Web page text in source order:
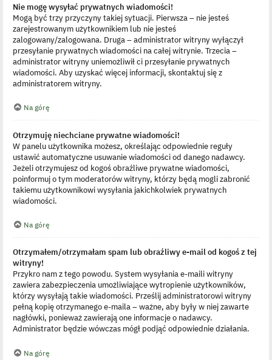
Nie mogę wysyłać prywatnych wiadomości!
Mogą być trzy przyczyny takiej sytuacji. Pierwsza – nie jesteś
zarejestrowanym użytkownikiem lub nie jesteś
zalogowany/zalogowana. Druga – administrator witryny wyłączył
przesyłanie prywatnych wiadomości na całej witrynie. Trzecia –
administrator witryny uniemożliwił ci przesyłanie prywatnych
wiadomości. Aby uzyskać więcej informacji, skontaktuj się z
administratorem witryny.
Na górę
Otrzymuję niechciane prywatne wiadomości!
W panelu użytkownika możesz, określając odpowiednie reguły
ustawić automatyczne usuwanie wiadomości od danego nadawcy.
Jeżeli otrzymujesz od kogoś obraźliwe prywatne wiadomości,
poinformuj o tym moderatorów witryny, którzy będą mogli zabronić
takiemu użytkownikowi wysyłania jakichkolwiek prywatnych
wiadomości.
Na górę
Otrzymałem/otrzymałam spam lub obraźliwy e-mail od kogoś z tej
witryny!
Przykro nam z tego powodu. System wysyłania e-maili witryny
zawiera zabezpieczenia umożliwiające wytropienie użytkowników,
którzy wysyłają takie wiadomości. Prześlij administratorowi witryny
pełną kopię otrzymanego e-maila – ważne, aby były w niej zawarte
nagłówki, ponieważ zawierają one informacje o nadawcy.
Administrator będzie wówczas mógł podjąć odpowiednie działania.
Na górę